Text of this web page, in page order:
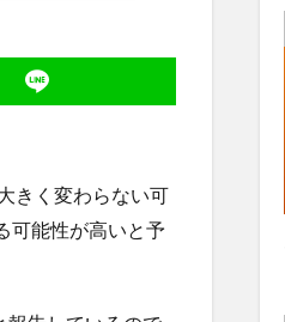
きく変わらない可
可能性が高いと予